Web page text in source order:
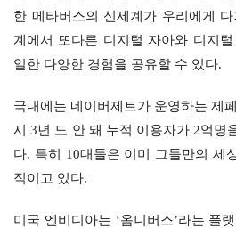
한 메타버스의 신세계가 우리에게
계에서 또다른 디지털 자아와 디지
일한 다양한 경험을 공유할 수 있다.
국내에는 네이버제트가 운영하는 제
시 3년 도 안 돼 누적 이용자가 2억명
다. 특히 10대들은 이미 그들만의 세
직이고 있다.
미국 엔비디아는 ‘옴니버스’라는 플